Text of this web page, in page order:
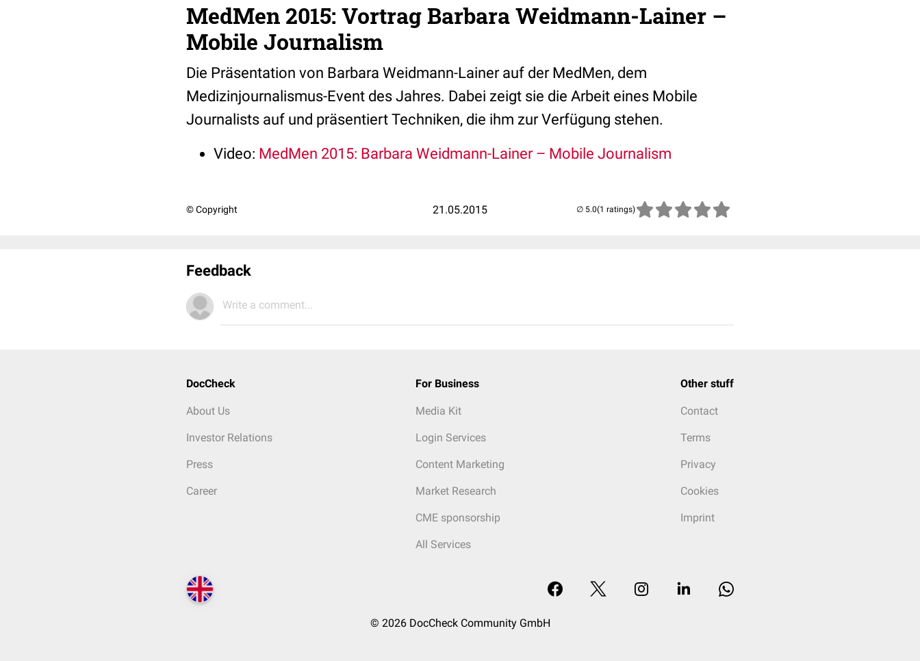
MedMen 2015: Vortrag Barbara Weidmann-Lainer –
Mobile Journalism
Die Präsentation von Barbara Weidmann-Lainer auf der MedMen, dem
Medizinjournalismus-Event des Jahres. Dabei zeigt sie die Arbeit eines Mobile
Journalists auf und präsentiert Techniken, die ihm zur Verfügung stehen.
Video: MedMen 2015: Barbara Weidmann-Lainer – Mobile Journalism
© Copyright 21.05.2015 (1 ratings)
Feedback
Write a comment...
DocCheck
About Us
Investor Relations
Press
Career
For Business
Media Kit
Login Services
Content Marketing
Market Research
CME sponsorship
All Services
Other stuff
Contact
Terms
Privacy
Cookies
Imprint
© 2026 DocCheck Community GmbH